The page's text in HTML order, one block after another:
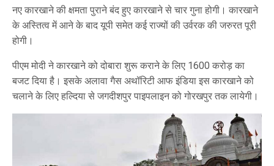
नए कारखाने की क्षमता पुराने बंद हुए कारखाने से चार गुना होगी। कारखाने
के अस्तित्व में आने के बाद यूपी समेत कई राज्यों की उर्वरक की जरुरत पूरी
होगी।
पीएम मोदी ने कारखाने को दोबारा शुरू कराने के लिए 1600 करोड़ का
बजट दिया है। इसके अलावा गैस अथॉरिटी आफ इंडिया इस कारखाने को
चलाने के लिए हल्दिया से जगदीशपुर पाइपलाइन को गोरखपुर तक लायेगी।